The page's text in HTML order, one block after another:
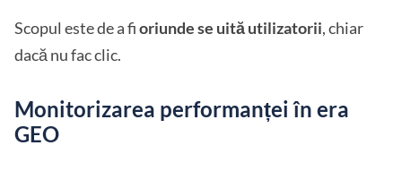
Scopul este de a fioriunde se uită utilizatorii, chiar
dacă nu fac clic.
Monitorizarea performanței în era
GEO